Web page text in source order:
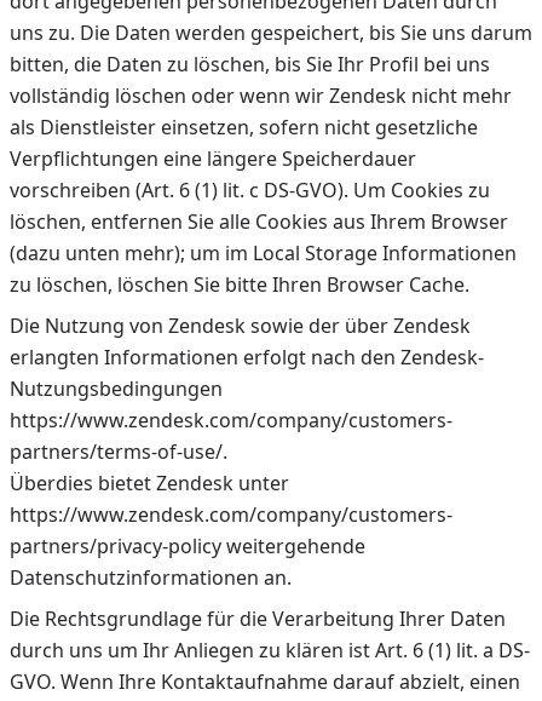
uns zu. Die Daten werden gespeichert, bis Sie uns darum
bitten, die Daten zu löschen, bis Sie Ihr Profil bei uns
vollständig löschen oder wenn wir Zendesk nicht mehr
als Dienstleister einsetzen, sofern nicht gesetzliche
Verpflichtungen eine längere Speicherdauer
vorschreiben (Art. 6 (1) lit. c DS-GVO). Um Cookies zu
löschen, entfernen Sie alle Cookies aus Ihrem Browser
(dazu unten mehr); um im Local Storage Informationen
zu löschen, löschen Sie bitte Ihren Browser Cache.
Die Nutzung von Zendesk sowie der über Zendesk
erlangten Informationen erfolgt nach den Zendesk-
Nutzungsbedingungen
https://www.zendesk.com/company/customers-
partners/terms-of-use/.
Überdies bietet Zendesk unter
https://www.zendesk.com/company/customers-
partners/privacy-policy weitergehende
Datenschutzinformationen an.
Die Rechtsgrundlage für die Verarbeitung Ihrer Daten
durch uns um Ihr Anliegen zu klären ist Art. 6 (1) lit. a DS-
GVO. Wenn Ihre Kontaktaufnahme darauf abzielt, einen